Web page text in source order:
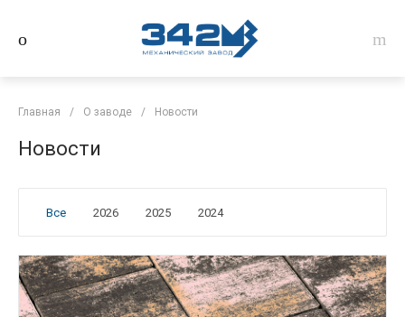
Главная / О заводе / Новости
Новости
Все 2026 2025 2024